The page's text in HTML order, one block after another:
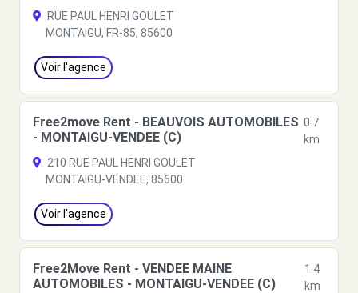
RUE PAUL HENRI GOULET
MONTAIGU, FR-85, 85600
Voir l'agence
Free2move Rent - BEAUVOIS AUTOMOBILES
- MONTAIGU-VENDEE (C)
0.7
km
210 RUE PAUL HENRI GOULET
MONTAIGU-VENDEE, 85600
Voir l'agence
Free2Move Rent - VENDEE MAINE
AUTOMOBILES - MONTAIGU-VENDEE (C)
1.4
km